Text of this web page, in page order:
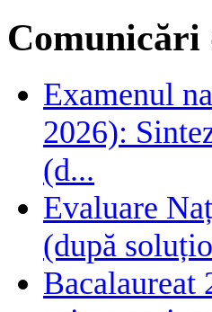
Comunicări
Examenul
2026):
(d...
Evaluare
(după
Bacalaureat